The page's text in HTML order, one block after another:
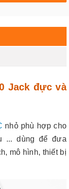
Jack đực và
nhỏ phù hợp cho
... dùng để đưa
mô hình, thiết bị